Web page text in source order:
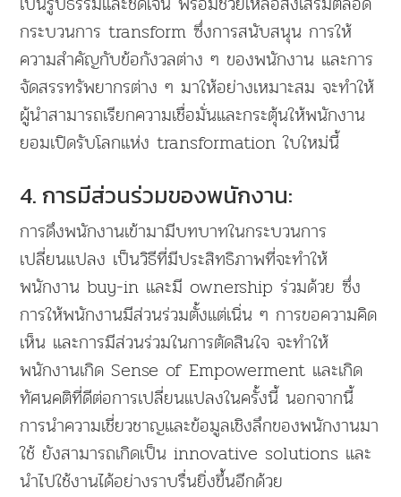
กระบวนการ transform ซึ่งการสนับสนุน การให้
ความสำคัญกับข้อกังวลต่าง ๆ ของพนักงาน และการ
จัดสรรทรัพยากรต่าง ๆ มาให้อย่างเหมาะสม จะทำให้
ผู้นำสามารถเรียกความเชื่อมั่นและกระตุ้นให้พนักงาน
ยอมเปิดรับโลกแห่ง transformation ใบใหม่นี้
4. การมีส่วนร่วมของพนักงาน:
การดึงพนักงานเข้ามามีบทบาทในกระบวนการ
เปลี่ยนแปลง เป็นวิธีที่มีประสิทธิภาพที่จะทำให้
พนักงาน buy-in และมี ownership ร่วมด้วย ซึ่ง
การให้พนักงานมีส่วนร่วมตั้งแต่เนิ่น ๆ การขอความคิด
เห็น และการมีส่วนร่วมในการตัดสินใจ จะทำให้
พนักงานเกิด Sense of Empowerment และเกิด
ทัศนคติที่ดีต่อการเปลี่ยนแปลงในครั้งนี้ นอกจากนี้
การนำความเชี่ยวชาญและข้อมูลเชิงลึกของพนักงานมา
ใช้ ยังสามารถเกิดเป็น innovative solutions และ
นำไปใช้งานได้อย่างราบรื่นยิ่งขึ้นอีกด้วย